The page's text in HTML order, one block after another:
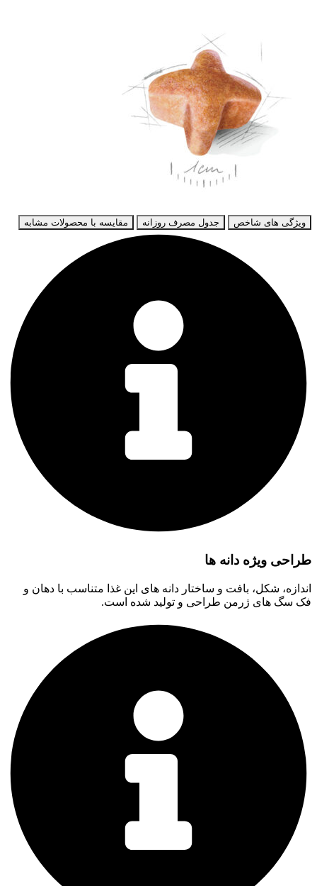
ویژگی های شاخص جدول مصرف روزانه مقایسه با محصولات مشابه
طراحی ویژه دانه ها
اندازه، شکل، بافت و ساختار دانه های این غذا متناسب با دهان و
فک سگ های ژرمن طراحی و تولید شده است.